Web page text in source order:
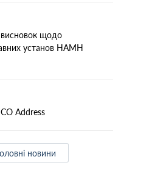
щодо
установ НАМН
Address
новини